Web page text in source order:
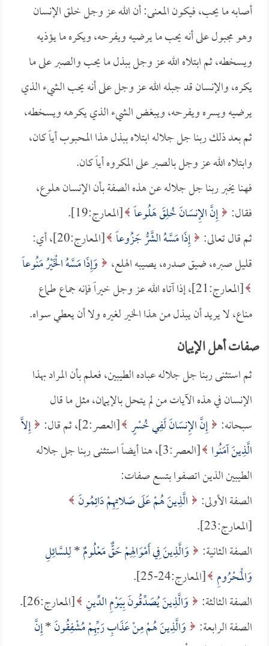
أصابه ما يحب، فيكون المعنى: أن الله عز وجل خلق الإنسان
وهو مجبول على أنه يحب ما يرضيه ويفرحه، ويكره ما يؤذيه
ويسخطه، ثم ابتلاه الله عز وجل ببذل ما يحب والصبر على ما
يكره، والإنسان قد جبله الله عز وجل على أنه يحب الشيء الذي
يرضيه ويسره ويفرحه، ويبغض الشيء الذي يكرهه ويسخطه،
ثم بعد ذلك ربنا جل جلاله ابتلاه ببذل هذا المحبوب أياً كان،
وابتلاه الله عز وجل بالصبر على المكروه أياً كان.
فهنا يخبر ربنا جل جلاله عن هذه الصفة بأن الإنسان هلوع،
فقال: إِنَّ الإِنسَانَ خُلِقَ هَلُوعاً [المعارج:19].
ثم قال تعالى: إِذَا مَسَّهُ الشَّرُّ جَزُوعاً
[المعارج:20]، أي:
قليل صبره، ضيق صدره، يصيبه الهلع،
وَإِذَا مَسَّهُ الْخَيْرُ مَنُوعاً
[المعارج:21]، إذا آتاه الله عز وجل خيراً فإنه جماع طماع
مناع، لا يريد أن يبذل من هذا الخير لغيره ولا أن يعطي سواه.
صفات أهل الإيمان
ثم استثنى ربنا جل جلاله عباده الطيبين، فعلم بأن المراد بهذا
الإنسان في هذه الآيات من لم يتحل بالإيمان، مثل ما قال
سبحانه: إِنَّ الإِنسَانَ لَفِي خُسْرٍ [العصر:2]، ثم قال:
إِلاَّ
الَّذِينَ آمَنُوا
[العصر:3]، هنا أيضاً استثنى ربنا جل جلاله
الطيبين الذين اتصفوا بتسع صفات:
الصفة الأولى:
الَّذِينَ هُمْ عَلَى صَلاتِهِمْ دَائِمُونَ
[المعارج:23].
الصفة الثانية:
وَالَّذِينَ فِي أَمْوَالِهِمْ حَقٌّ مَعْلُومٌ*لِلسَّائِلِ
وَالْمَحْرُومِ [المعارج:24-25].
الصفة الثالثة:
وَالَّذِينَ يُصَدِّقُونَ بِيَوْمِ الدِّينِ [المعارج:26].
الصفة الرابعة:
وَالَّذِينَ هُمْ مِنْ عَذَابِ رَبِّهِمْ مُشْفِقُونَ*إِنَّ